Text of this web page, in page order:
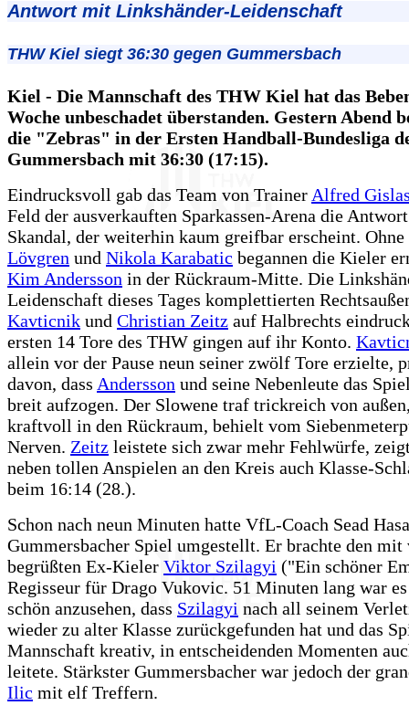
Antwort mit Linkshänder-Leidenschaft
THW Kiel siegt 36:30 gegen Gummersbach
Kiel - Die Mannschaft des THW Kiel hat das
Woche unbeschadet überstanden. Gestern Abend
die "Zebras" in der Ersten Handball-Bundesliga
Gummersbach mit 36:30 (17:15).
Eindrucksvoll gab das Team von Trainer Alfred
Feld der ausverkauften Sparkassen-Arena die
Skandal, der weiterhin kaum greifbar erscheint. Ohne
Lövgren und Nikola Karabatic begannen die Kieler
Kim Andersson in der Rückraum-Mitte. Die
Leidenschaft dieses Tages komplettierten
Kavticnik und Christian Zeitz auf Halbrechts
ersten 14 Tore des THW gingen auf ihr Konto.
allein vor der Pause neun seiner zwölf Tore erzielte,
davon, dass Andersson und seine Nebenleute das
breit aufzogen. Der Slowene traf trickreich von
kraftvoll in den Rückraum, behielt vom
Nerven. Zeitz leistete sich zwar mehr Fehlwürfe,
neben tollen Anspielen an den Kreis auch Klasse-
beim 16:14 (28.).
Schon nach neun Minuten hatte VfL-Coach Sead
Gummersbacher Spiel umgestellt. Er brachte den
begrüßten Ex-Kieler Viktor Szilagyi ("Ein schöner
Regisseur für Drago Vukovic. 51 Minuten lang war
schön anzusehen, dass Szilagyi nach all seinem
wieder zu alter Klasse zurückgefunden hat und das
Mannschaft kreativ, in entscheidenden Momenten
leitete. Stärkster Gummersbacher war jedoch der
Ilic mit elf Treffern.